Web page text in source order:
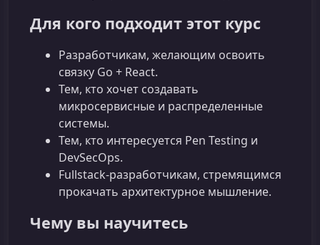
Для кого подходит этот курс
Разработчикам, желающим освоить
связку Go + React.
Тем, кто хочет создавать
микросервисные и распределенные
системы.
Тем, кто интересуется Pen Testing и
DevSecOps.
Fullstack‑разработчикам, стремящимся
прокачать архитектурное мышление.
Чему вы научитесь